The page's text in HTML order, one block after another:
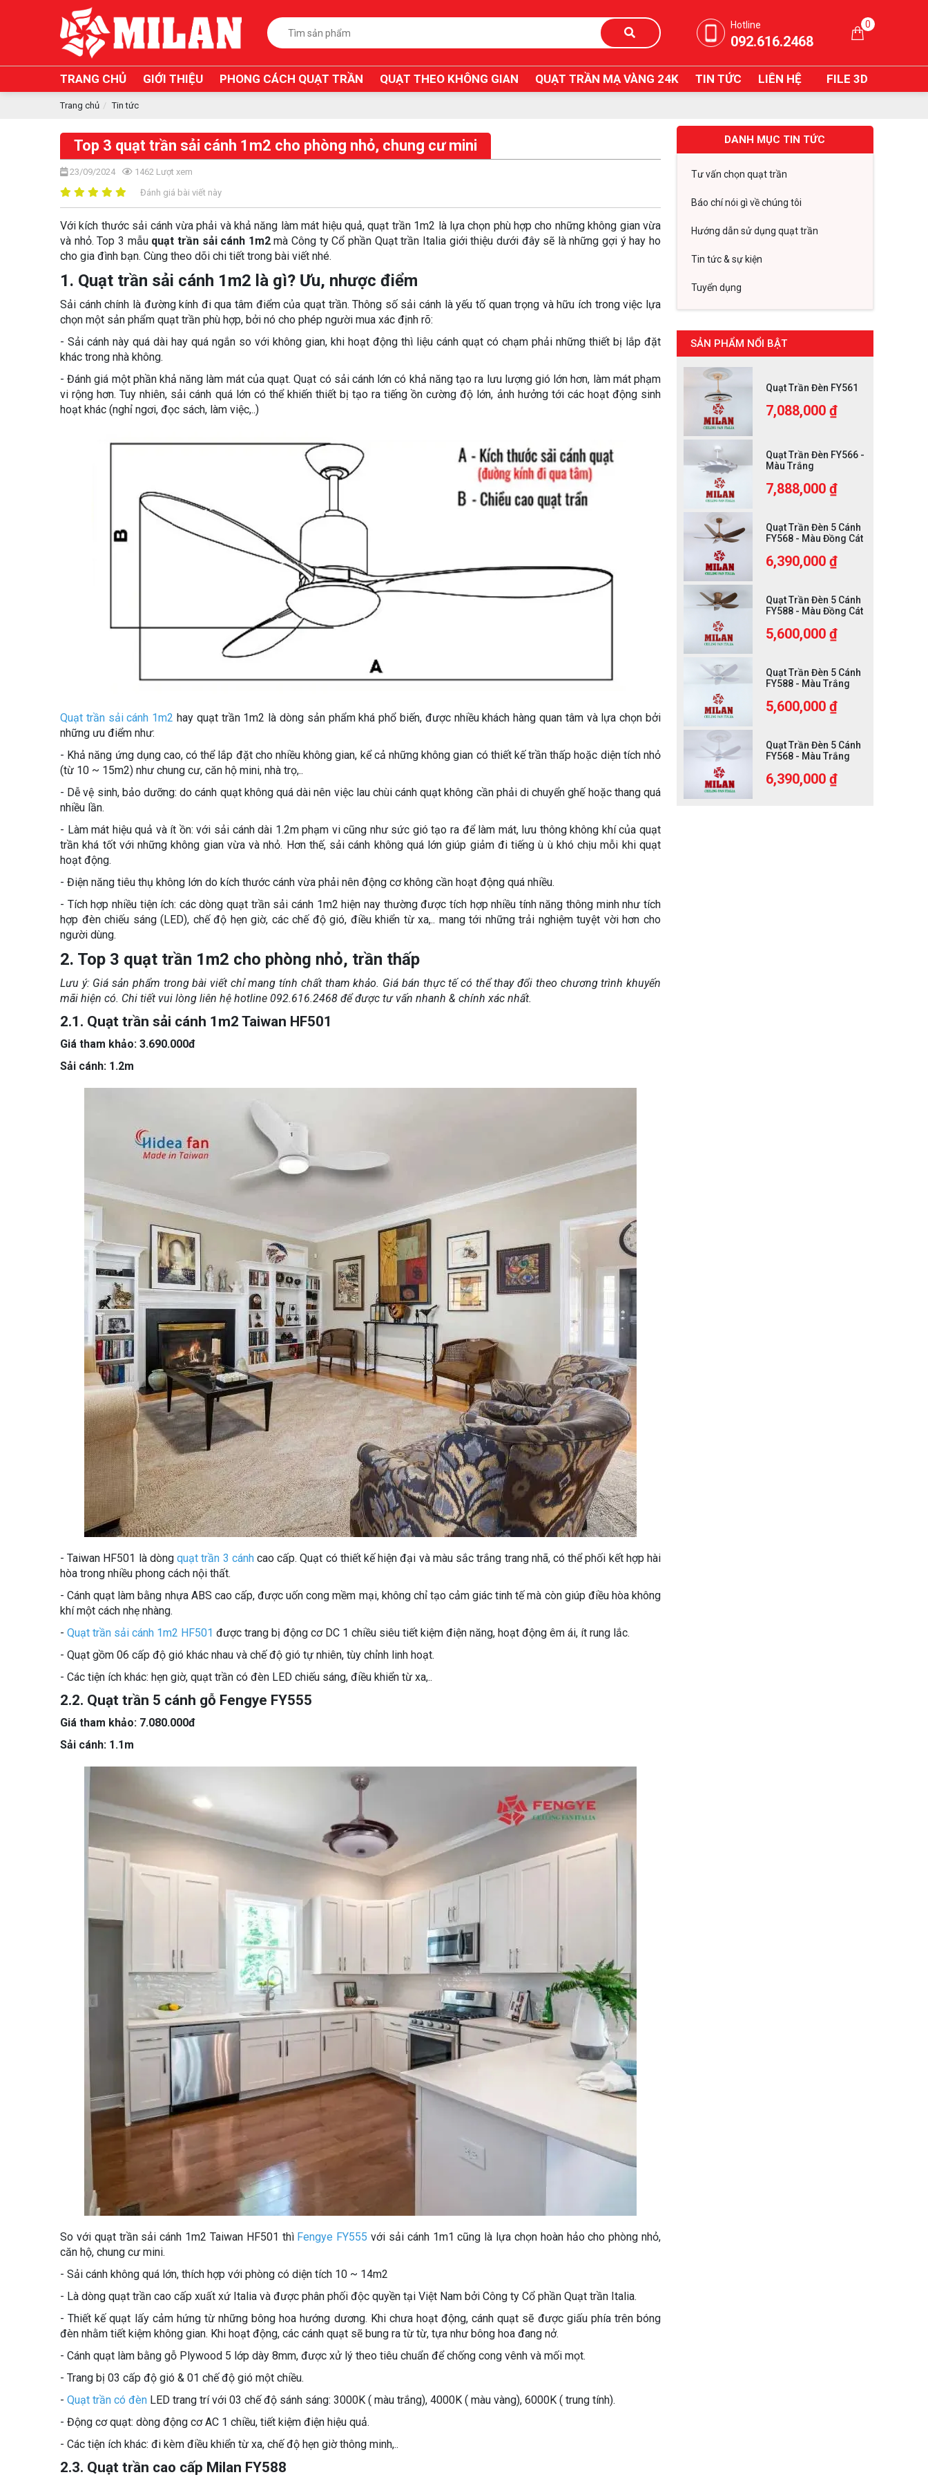
Hotline
092.616.2468
0
TRANG CHỦ GIỚI THIỆU PHONG CÁCH QUẠT TRẦN QUẠT THEO KHÔNG GIAN QUẠT TRẦN MẠ VÀNG 24K TIN TỨC LIÊN HỆ FILE 3D
Trang chủ Tin tức
Top 3 quạt trần sải cánh 1m2 cho phòng nhỏ, chung cư mini
23/09/2024 1462 Lượt xem
Đánh giá bài viết này
Với kích thước sải cánh vừa phải và khả năng làm mát hiệu quả, quạt trần 1m2 là lựa chọn phù hợp cho những không gian vừa
và nhỏ. Top 3 mẫu quạt trần sải cánh 1m2mà Công ty Cổ phần Quạt trần Italia giới thiệu dưới đây sẽ là những gợi ý hay ho
cho gia đình bạn. Cùng theo dõi chi tiết trong bài viết nhé.
1. Quạt trần sải cánh 1m2 là gì? Ưu, nhược điểm
Sải cánh chính là đường kính đi qua tâm điểm của quạt trần. Thông số sải cánh là yếu tố quan trọng và hữu ích trong việc lựa
chọn một sản phẩm quạt trần phù hợp, bởi nó cho phép người mua xác định rõ:
- Sải cánh này quá dài hay quá ngắn so với không gian, khi hoạt động thì liệu cánh quạt có chạm phải những thiết bị lắp đặt
khác trong nhà không.
- Đánh giá một phần khả năng làm mát của quạt. Quạt có sải cánh lớn có khả năng tạo ra lưu lượng gió lớn hơn, làm mát phạm
vi rộng hơn. Tuy nhiên, sải cánh quá lớn có thể khiến thiết bị tạo ra tiếng ồn cường độ lớn, ảnh hưởng tới các hoạt động sinh
hoạt khác (nghỉ ngơi, đọc sách, làm việc,..)
Quạt trần sải cánh 1m2 hay quạt trần 1m2 là dòng sản phẩm khá phổ biến, được nhiều khách hàng quan tâm và lựa chọn bởi
những ưu điểm như:
- Khả năng ứng dụng cao, có thể lắp đặt cho nhiều không gian, kể cả những không gian có thiết kế trần thấp hoặc diện tích nhỏ
(từ 10 ~ 15m2) như chung cư, căn hộ mini, nhà trọ,..
- Dễ vệ sinh, bảo dưỡng: do cánh quạt không quá dài nên việc lau chùi cánh quạt không cần phải di chuyển ghế hoặc thang quá
nhiều lần.
- Làm mát hiệu quả và ít ồn: với sải cánh dài 1.2m phạm vi cũng như sức gió tạo ra để làm mát, lưu thông không khí của quạt
trần khá tốt với những không gian vừa và nhỏ. Hơn thế, sải cánh không quá lớn giúp giảm đi tiếng ù ù khó chịu mỗi khi quạt
hoạt động.
- Điện năng tiêu thụ không lớn do kích thước cánh vừa phải nên động cơ không cần hoạt động quá nhiều.
- Tích hợp nhiều tiện ích: các dòng quạt trần sải cánh 1m2 hiện nay thường được tích hợp nhiều tính năng thông minh như tích
hợp đèn chiếu sáng (LED), chế độ hẹn giờ, các chế độ gió, điều khiển từ xa,.. mang tới những trải nghiệm tuyệt vời hơn cho
người dùng.
2. Top 3 quạt trần 1m2 cho phòng nhỏ, trần thấp
Lưu ý: Giá sản phẩm trong bài viết chỉ mang tính chất tham khảo. Giá bán thực tế có thể thay đổi theo chương trình khuyến
mãi hiện có. Chi tiết vui lòng liên hệ hotline 092.616.2468 để được tư vấn nhanh & chính xác nhất.
2.1. Quạt trần sải cánh 1m2 Taiwan HF501
Giá tham khảo: 3.690.000đ
Sải cánh: 1.2m
- Taiwan HF501 là dòngquạt trần 3 cánhcao cấp. Quạt có thiết kế hiện đại và màu sắc trắng trang nhã, có thể phối kết hợp hài
hòa trong nhiều phong cách nội thất.
- Cánh quạt làm bằng nhựa ABS cao cấp, được uốn cong mềm mại, không chỉ tạo cảm giác tinh tế mà còn giúp điều hòa không
khí một cách nhẹ nhàng.
- Quạt trần sải cánh 1m2 HF501 được trang bị động cơ DC 1 chiều siêu tiết kiệm điện năng, hoạt động êm ái, ít rung lắc.
- Quạt gồm 06 cấp độ gió khác nhau và chế độ gió tự nhiên, tùy chỉnh linh hoạt.
- Các tiện ích khác: hẹn giờ, quạt trần có đèn LED chiếu sáng, điều khiển từ xa,..
2.2. Quạt trần 5 cánh gỗ Fengye FY555
Giá tham khảo: 7.080.000đ
Sải cánh: 1.1m
So với quạt trần sải cánh 1m2 Taiwan HF501 thì Fengye FY555 với sải cánh 1m1 cũng là lựa chọn hoàn hảo cho phòng nhỏ,
căn hộ, chung cư mini.
- Sải cánh không quá lớn, thích hợp với phòng có diện tích 10 ~ 14m2
- Là dòng quạt trần cao cấp xuất xứ Italia và được phân phối độc quyền tại Việt Nam bởi Công ty Cổ phần Quạt trần Italia.
- Thiết kế quạt lấy cảm hứng từ những bông hoa hướng dương. Khi chưa hoạt động, cánh quạt sẽ được giấu phía trên bóng
đèn nhằm tiết kiệm không gian. Khi hoạt động, các cánh quạt sẽ bung ra từ từ, tựa như bông hoa đang nở.
- Cánh quạt làm bằng gỗ Plywood 5 lớp dày 8mm, được xử lý theo tiêu chuẩn để chống cong vênh và mối mọt.
- Trang bị 03 cấp độ gió & 01 chế độ gió một chiều.
- Quạt trần có đèn LED trang trí với 03 chế độ sánh sáng: 3000K ( màu trắng), 4000K ( màu vàng), 6000K ( trung tính).
- Động cơ quạt: dòng động cơ AC 1 chiều, tiết kiệm điện hiệu quả.
- Các tiện ích khác: đi kèm điều khiển từ xa, chế độ hẹn giờ thông minh,..
2.3. Quạt trần cao cấp Milan FY588
DANH MỤC TIN TỨC
Tư vấn chọn quạt trần
Báo chí nói gì về chúng tôi
Hướng dẫn sử dụng quạt trần
Tin tức & sự kiện
Tuyển dụng
SẢN PHẨM NỔI BẬT
Quạt Trần Đèn FY561
7,088,000 ₫
Quạt Trần Đèn FY566 -
Màu Trắng
7,888,000 ₫
Quạt Trần Đèn 5 Cánh
FY568 - Màu Đồng Cát
6,390,000 ₫
Quạt Trần Đèn 5 Cánh
FY588 - Màu Đồng Cát
5,600,000 ₫
Quạt Trần Đèn 5 Cánh
FY588 - Màu Trắng
5,600,000 ₫
Quạt Trần Đèn 5 Cánh
FY568 - Màu Trắng
6,390,000 ₫